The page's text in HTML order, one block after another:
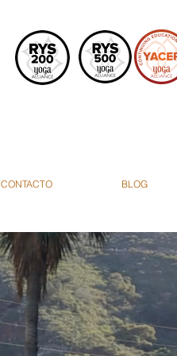
CONTACTO BLOG